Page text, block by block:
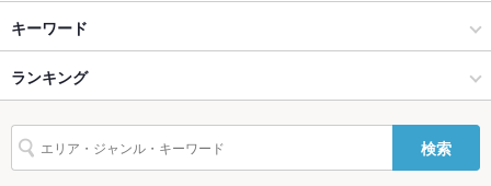
バリアフリ
ー
駐車場
英語メニュ
ー
あり
Sake Fun ぞっこん。
和酒BAL だんない
酒ずき くらのすけ
小さなくらのすけ
渋谷 × 居酒屋
渋谷 × 和風
神泉駅 × 居酒屋
神泉駅 × 和風
神泉 × 居酒屋
神泉 × 和風
東京
東京 × 居酒屋
渋谷駅
神泉駅
代々木公園駅
キーワード
からあげ
白湯ラーメン 鶏白湯ラーメン
ランキング
東京のグルメランキング
東京の居酒屋ランキング
検索